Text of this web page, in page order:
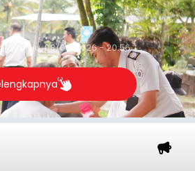
Thu, 08/06/2026 - 20:56